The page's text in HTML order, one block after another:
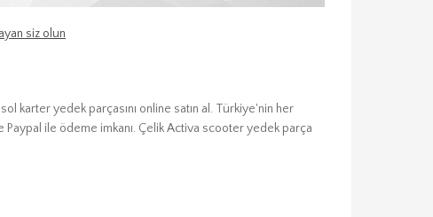
siz olun
karter yedek parçasını online satın al. Türkiye'nin her
Paypal ile ödeme imkanı. Çelik Activa scooter yedek parça